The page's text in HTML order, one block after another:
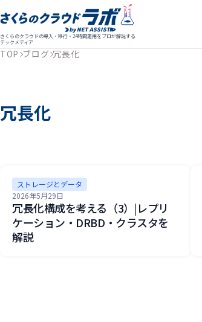
さくらのクラウドの導入・移行・24時間運用をプロが解説する
テックメディア
TOP ブログ 冗長化
冗長化
ストレージとデータ
2026年5月29日
冗長化構成を考える（3）|レプリ
ケーション・DRBD・クラスタを
解説